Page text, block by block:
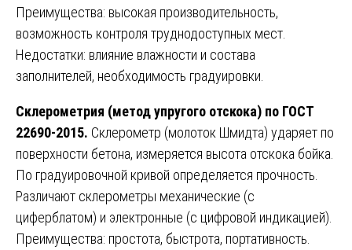
Преимущества: высокая производительность,
возможность контроля труднодоступных мест.
Недостатки: влияние влажности и состава
заполнителей, необходимость градуировки.
Склерометрия (метод упругого отскока) по ГОСТ
22690-2015. Склерометр (молоток Шмидта) ударяет по
поверхности бетона, измеряется высота отскока бойка.
По градуировочной кривой определяется прочность.
Различают склерометры механические (с
циферблатом) и электронные (с цифровой индикацией).
Преимущества: простота, быстрота, портативность.